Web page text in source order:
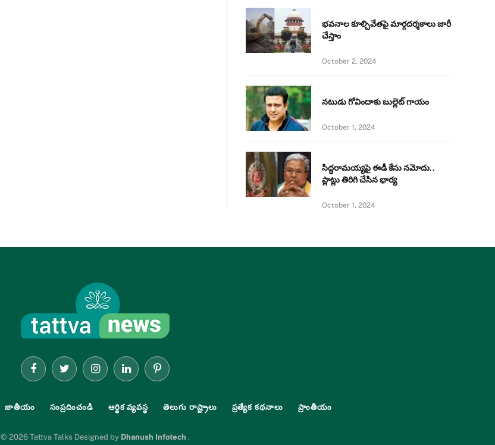
భవనాల కూల్చివేతపై మార్గదర్శకాలు జారీ
చేస్తాం
October 2, 2024
నటుడు గోవిందాకు బుల్లెట్ గాయం
October 1, 2024
సిద్ధరామయ్యపై ఈడీ కేసు నమోదు..
ప్లాట్లు తిరిగి చేసిన భార్య
October 1, 2024
FacebookTwitter InstagramLinkedInPinterest
జాతీయం సంప్రదించండి ఆర్థిక వ్యవస్థ తెలుగు రాష్ట్రాలు ప్రత్యేక కథనాలు ప్రాంతీయం
© 2026 Tattva Talks Designed by Dhanush Infotech .